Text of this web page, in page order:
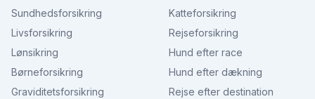
Sundhedsforsikring
Livsforsikring
Lønsikring
Børneforsikring
Graviditetsforsikring
Katteforsikring
Rejseforsikring
Hund efter race
Hund efter dækning
Rejse efter destination